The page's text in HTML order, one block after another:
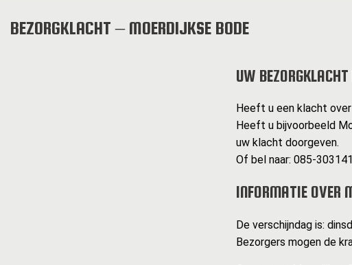
BEZORGKLACHT – MOERDIJKSE BODE
UW BEZORGKLACHT
Heeft u een klacht
Heeft u bijvoorbeeld
uw klacht doorgeven.
Of bel naar: 085-
INFORMATIE OVER
De verschijndag is:
Bezorgers mogen de